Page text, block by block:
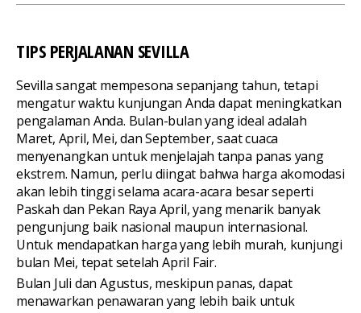
TIPS PERJALANAN SEVILLA
Sevilla sangat mempesona sepanjang tahun, tetapi
mengatur waktu kunjungan Anda dapat meningkatkan
pengalaman Anda. Bulan-bulan yang ideal adalah
Maret, April, Mei, dan September, saat cuaca
menyenangkan untuk menjelajah tanpa panas yang
ekstrem. Namun, perlu diingat bahwa harga akomodasi
akan lebih tinggi selama acara-acara besar seperti
Paskah dan Pekan Raya April, yang menarik banyak
pengunjung baik nasional maupun internasional.
Untuk mendapatkan harga yang lebih murah, kunjungi
bulan Mei, tepat setelah April Fair.
Bulan Juli dan Agustus, meskipun panas, dapat
menawarkan penawaran yang lebih baik untuk